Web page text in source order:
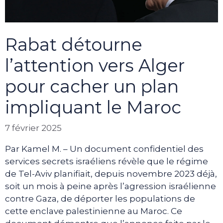
Rabat détourne
l’attention vers Alger
pour cacher un plan
impliquant le Maroc
7 février 2025
Par Kamel M. – Un document confidentiel des
services secrets israéliens révèle que le régime
de Tel-Aviv planifiait, depuis novembre 2023 déjà,
soit un mois à peine après l’agression israélienne
contre Gaza, de déporter les populations de
cette enclave palestinienne au Maroc. Ce